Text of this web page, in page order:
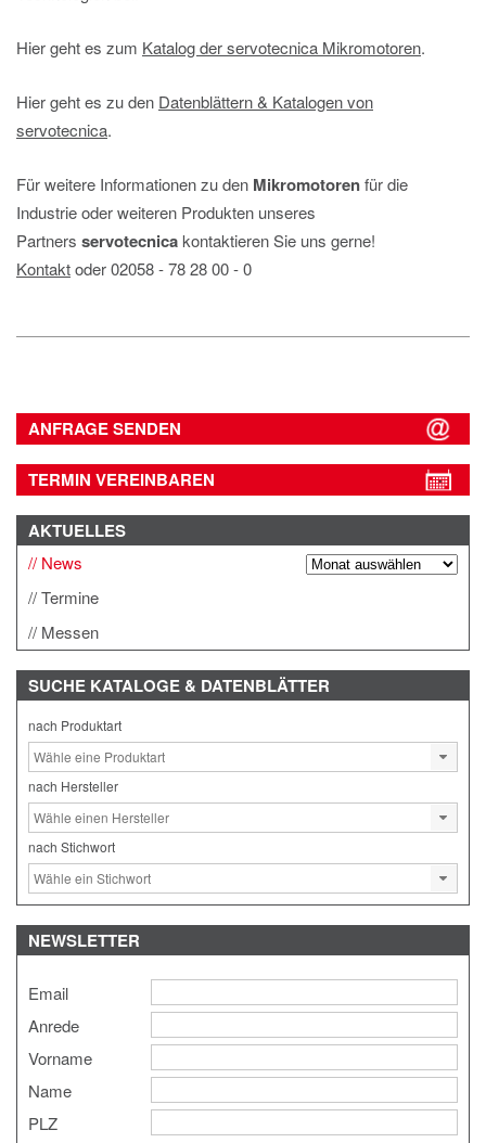
Hier geht es zum Katalog der servotecnica Mikromotoren.
Hier geht es zu den Datenblättern & Katalogen von
servotecnica.
Für weitere Informationen zu den Mikromotorenfür die
Industrie oder weiteren Produkten unseres
Partners servotecnicakontaktieren Sie uns gerne!
Kontaktoder 02058 ‐ 78 28 00 ‐ 0
ANFRAGE SENDEN
TERMIN VEREINBAREN
AKTUELLES
News
Termine
Messen
SUCHE KATALOGE & DATENBLÄTTER
nach Produktart
nach Hersteller
nach Stichwort
NEWSLETTER
Email
Anrede
Vorname
Name
PLZ